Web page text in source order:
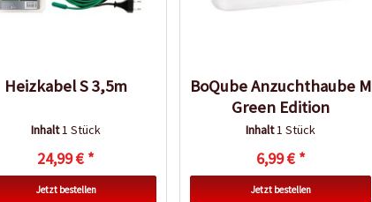
Heizkabel S 3,5m
Inhalt1 Stück
24,99 € *
Jetzt bestellen
BoQube Anzuchthaube M
Green Edition
Inhalt1 Stück
6,99 € *
Jetzt bestellen